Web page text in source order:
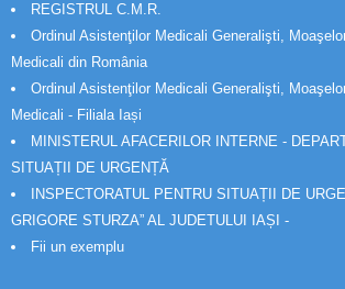
REGISTRUL C.M.R.
Ordinul Asistenţilor Medicali Generalişti,
Medicali din România
Ordinul Asistenţilor Medicali Generalişti,
Medicali - Filiala Iași
MINISTERUL AFACERILOR INTERNE -
SITUAȚII DE URGENȚĂ
INSPECTORATUL PENTRU SITUAȚII DE
GRIGORE STURZA” AL JUDETULUI IAȘI -
Fii un exemplu